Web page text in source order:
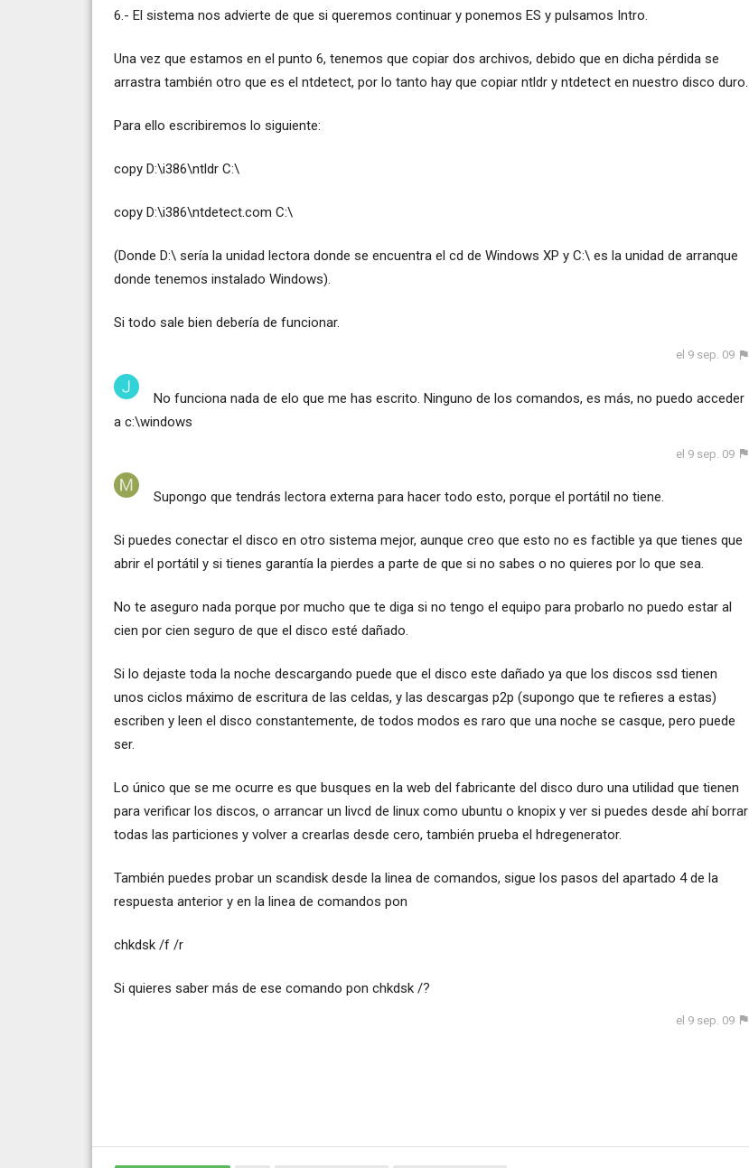
6.- El sistema nos advierte de que si queremos continuar y ponemos ES y pulsamos Intro.
Una vez que estamos en el punto 6, tenemos que copiar dos archivos, debido que en dicha pérdida se
arrastra también otro que es el ntdetect, por lo tanto hay que copiar ntldr y ntdetect en nuestro disco duro.
Para ello escribiremos lo siguiente:
copy D:\i386\ntldr C:\
copy D:\i386\ntdetect.com C:\
(Donde D:\ sería la unidad lectora donde se encuentra el cd de Windows XP y C:\ es la unidad de arranque
donde tenemos instalado Windows).
Si todo sale bien debería de funcionar.
el 9 sep. 09
No funciona nada de elo que me has escrito. Ninguno de los comandos, es más, no puedo acceder
a c:\windows
el 9 sep. 09
Supongo que tendrás lectora externa para hacer todo esto, porque el portátil no tiene.
Si puedes conectar el disco en otro sistema mejor, aunque creo que esto no es factible ya que tienes que
abrir el portátil y si tienes garantía la pierdes a parte de que si no sabes o no quieres por lo que sea.
No te aseguro nada porque por mucho que te diga si no tengo el equipo para probarlo no puedo estar al
cien por cien seguro de que el disco esté dañado.
Si lo dejaste toda la noche descargando puede que el disco este dañado ya que los discos ssd tienen
unos ciclos máximo de escritura de las celdas, y las descargas p2p (supongo que te refieres a estas)
escriben y leen el disco constantemente, de todos modos es raro que una noche se casque, pero puede
ser.
Lo único que se me ocurre es que busques en la web del fabricante del disco duro una utilidad que tienen
para verificar los discos, o arrancar un livcd de linux como ubuntu o knopix y ver si puedes desde ahí borrar
todas las particiones y volver a crearlas desde cero, también prueba el hdregenerator.
También puedes probar un scandisk desde la linea de comandos, sigue los pasos del apartado 4 de la
respuesta anterior y en la linea de comandos pon
chkdsk /f /r
Si quieres saber más de ese comando pon chkdsk /?
el 9 sep. 09